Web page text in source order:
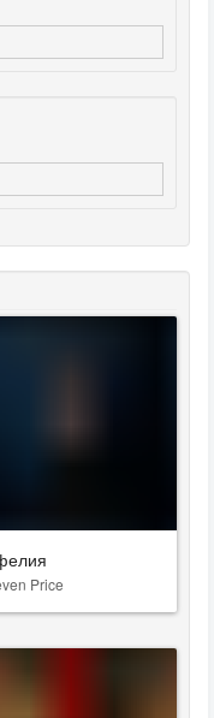
Price